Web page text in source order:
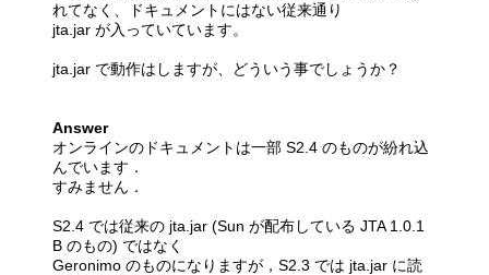
れてなく、ドキュメントにはない従来通り
jta.jar が入っていています。
jta.jar で動作はしますが、どういう事でしょうか？
Answer
オンラインのドキュメントは一部 S2.4 のものが紛れ込
んでいます．
すみません．
S2.4 では従来の jta.jar (Sun が配布している JTA 1.0.1
B のもの) ではなく
Geronimo のものになりますが，S2.3 では jta.jar に読